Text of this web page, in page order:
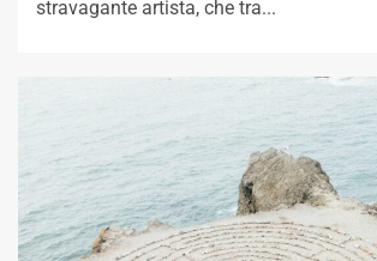
stravagante artista, che tra...